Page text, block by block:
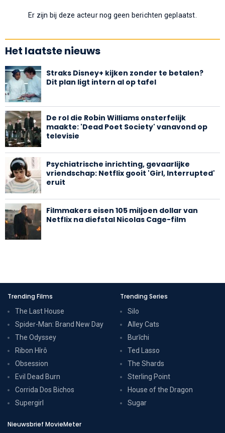
Er zijn bij deze acteur nog geen berichten geplaatst.
Het laatste nieuws
Straks Disney+ kijken zonder te betalen?
Dit plan ligt intern al op tafel
De rol die Robin Williams onsterfelijk
maakte: 'Dead Poet Society' vanavond op
televisie
Psychiatrische inrichting, gevaarlijke
vriendschap: Netflix gooit 'Girl, Interrupted'
eruit
Filmmakers eisen 105 miljoen dollar van
Netflix na diefstal Nicolas Cage-film
Trending Films
The Last House
Spider-Man: Brand New Day
The Odyssey
Ribon Hîrô
Obsession
Evil Dead Burn
Corrida Dos Bichos
Supergirl
Trending Series
Silo
Alley Cats
Burīchi
Ted Lasso
The Shards
Sterling Point
House of the Dragon
Sugar
Nieuwsbrief MovieMeter